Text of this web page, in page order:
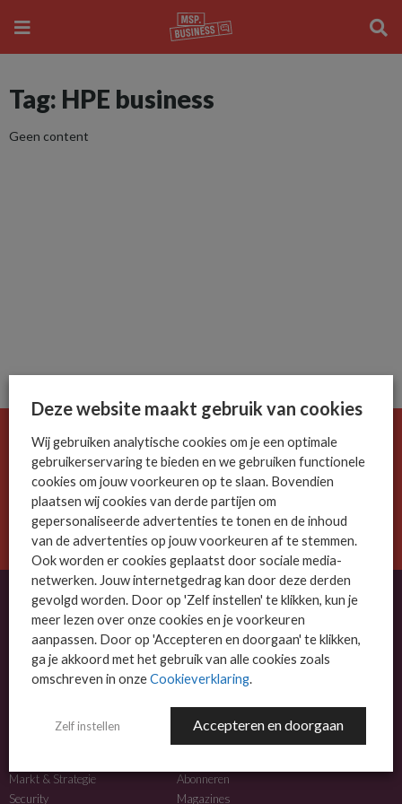
Tag: HPE business
Geen content
De ICT-wereld is snel. Mis niets.
Meld je nu aan voor de MSP Business nieuwsbrief.
AANMELDEN
OVER MSP BUSINESS
MSP Business is het kennisplatform voor IT-dienstverleners met MKB-focus.
NIEUWS
Markt & Strategie
Security
MEER INFO
Abonneren
Magazines
Deze website maakt gebruik van cookies
Wij gebruiken analytische cookies om je een optimale
gebruikerservaring te bieden en we gebruiken functionele
cookies om jouw voorkeuren op te slaan. Bovendien
plaatsen wij cookies van derde partijen om
gepersonaliseerde advertenties te tonen en de inhoud
van de advertenties op jouw voorkeuren af te stemmen.
Ook worden er cookies geplaatst door sociale media-
netwerken. Jouw internetgedrag kan door deze derden
gevolgd worden. Door op 'Zelf instellen' te klikken, kun je
meer lezen over onze cookies en je voorkeuren
aanpassen. Door op 'Accepteren en doorgaan' te klikken,
ga je akkoord met het gebruik van alle cookies zoals
omschreven in onzeCookieverklaring.
Zelf instellen Accepteren en doorgaan